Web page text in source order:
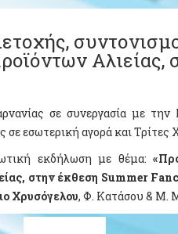
σε συνεργασία με
σε εσωτερική αγορά και Τρίτες
εκδήλωση με θέμα:«
στην έκθεση Summer
Χρυσόγελου, Φ. Κατάσου & Μ.